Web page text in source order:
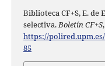
Biblioteca CF+S, E. de
selectiva.Boletín CF+S,
https://
85